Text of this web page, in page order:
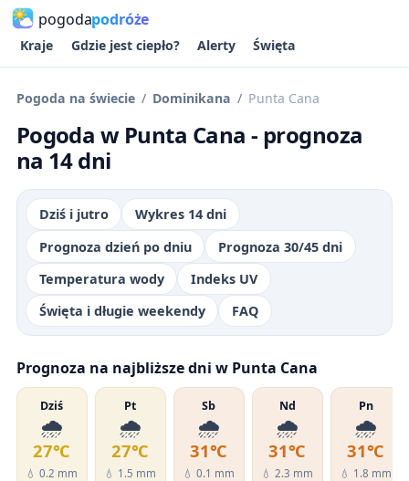
pogodapodróże
Kraje Gdzie jest ciepło? Alerty Święta
Pogoda na świecie Dominikana Punta Cana
Pogoda w Punta Cana - prognoza
na 14 dni
Dziś i jutro
Wykres 14 dni
Prognoza dzień po dniu
Prognoza 30/45 dni
Temperatura wody
Indeks UV
Święta i długie weekendy
FAQ
Prognoza na najbliższe dni w Punta Cana
Dziś
🌧️
27℃
💧 0.2 mm
Pt
🌧️
27℃
💧 1.5 mm
Sb
🌧️
31℃
💧 0.1 mm
Nd
🌧️
31℃
💧 2.3 mm
Pn
🌧️
31℃
💧 1.8 mm